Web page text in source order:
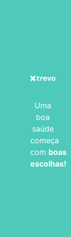
Uma
boa
saúde
começa
com boas
escolhas!